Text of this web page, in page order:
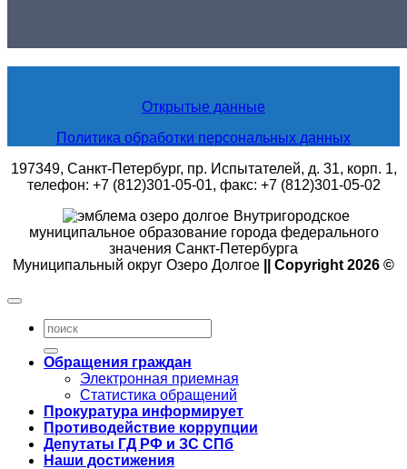
Открытые данные
Политика обработки персональных данных
197349, Санкт-Петербург, пр. Испытателей, д. 31, корп. 1,
телефон: +7 (812)301-05-01, факс: +7 (812)301-05-02
Внутригородское
муниципальное образование города федерального
значения Санкт-Петербурга
Муниципальный округ Озеро Долгое
|| Copyright 2026 ©
Обращения граждан
Электронная приемная
Статистика обращений
Прокуратура информирует
Противодействие коррупции
Депутаты ГД РФ и ЗС СПб
Наши достижения